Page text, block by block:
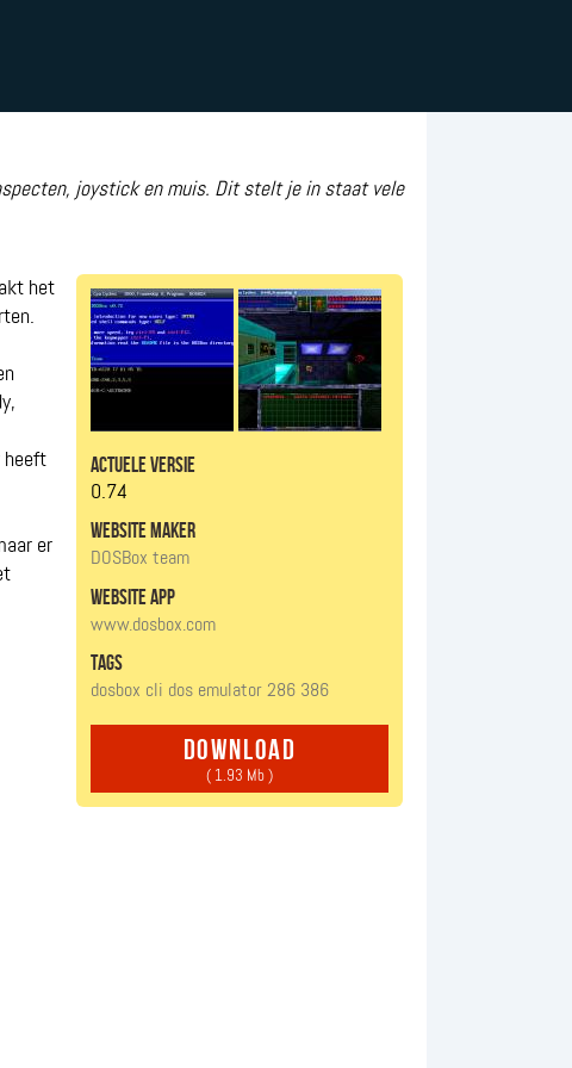
joystick en muis. Dit stelt je in staat vele
het
heeft
er
actuele versie
0.74
website maker
DOSBox team
website app
www.dosbox.com
tags
dosbox cli dos emulator286 386
download
( 1.93 Mb )